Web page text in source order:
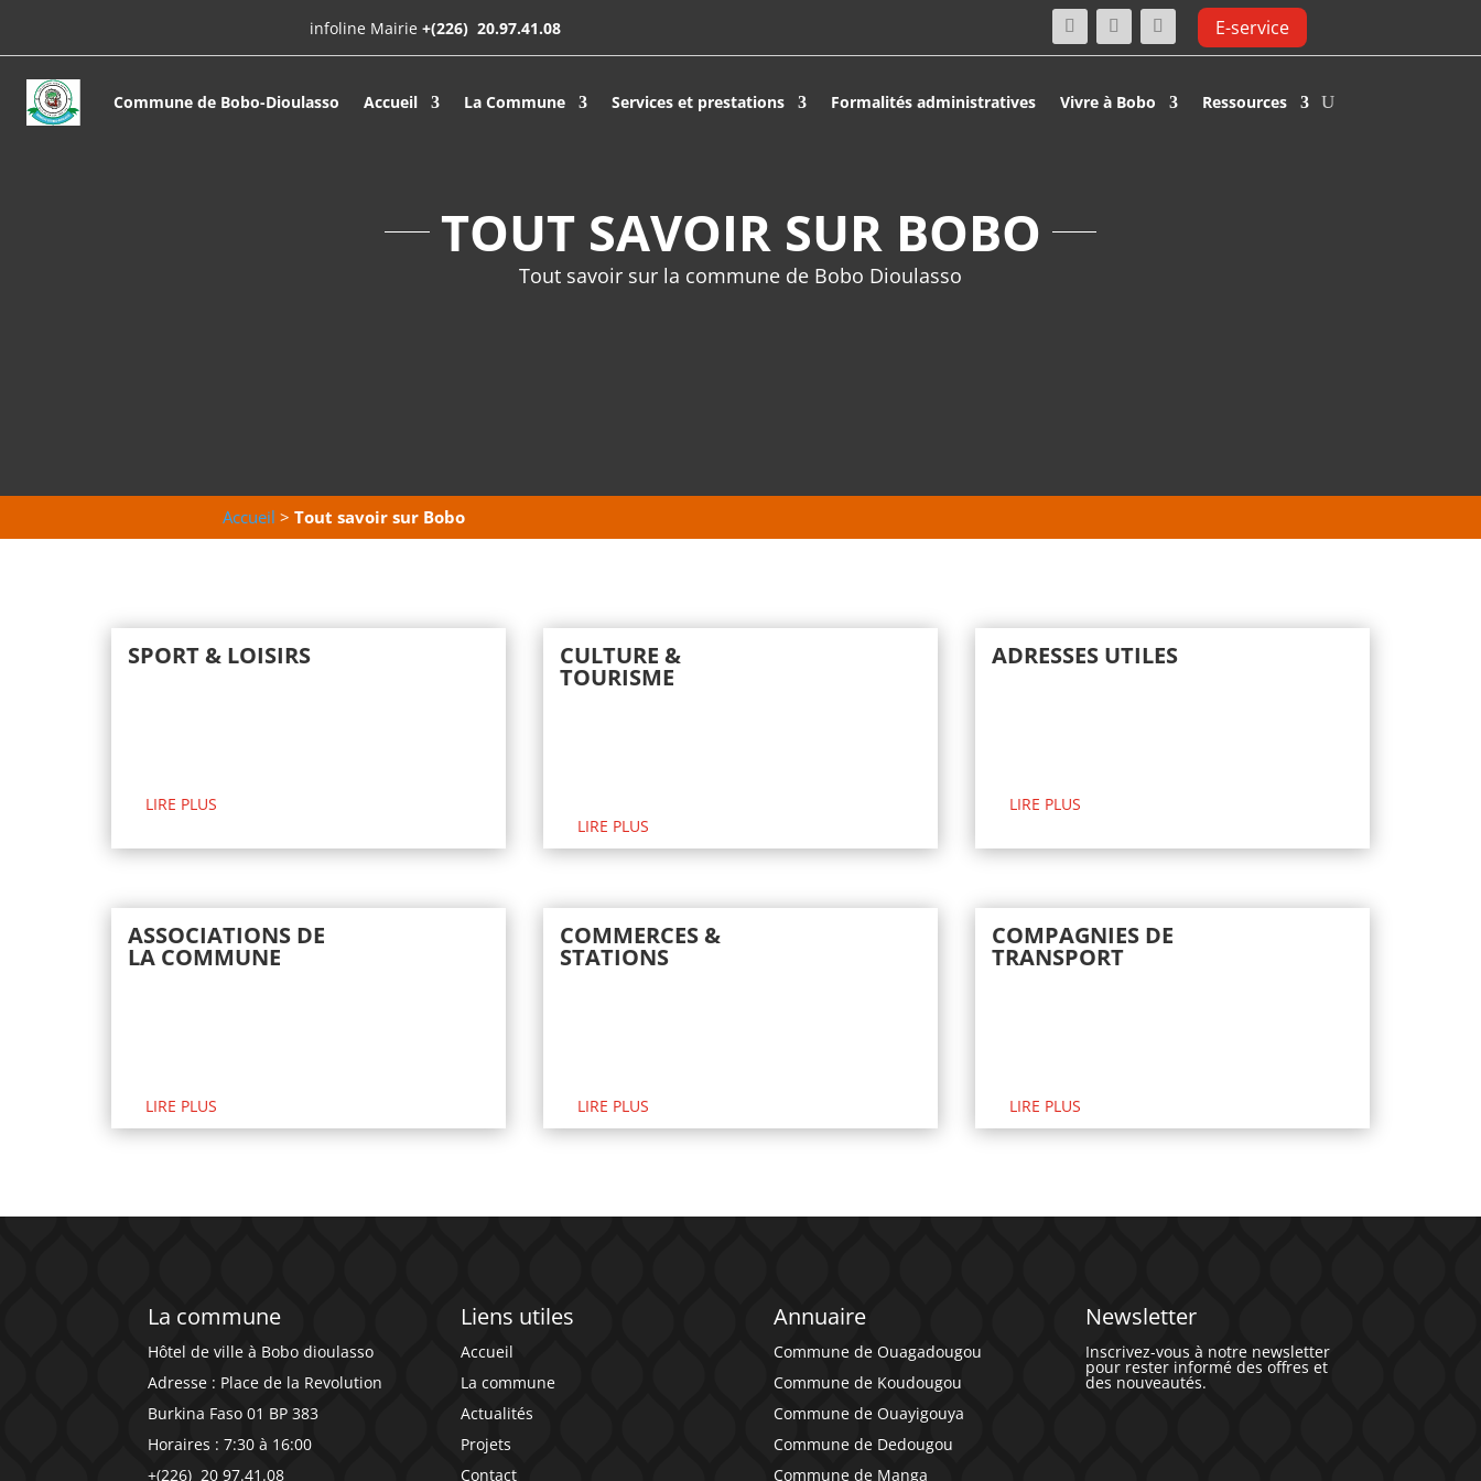
infoline Mairie+(226) 20.97.41.08 E-service
Commune de Bobo-Dioulasso Accueil La Commune Services et prestations Formalités administratives Vivre à Bobo Ressources
TOUT SAVOIR SUR BOBO
Tout savoir sur la commune de Bobo Dioulasso
Accueil > Tout savoir sur Bobo
SPORT & LOISIRS
LIRE PLUS
CULTURE &
TOURISME
LIRE PLUS
ADRESSES UTILES
LIRE PLUS
ASSOCIATIONS DE
LA COMMUNE
LIRE PLUS
COMMERCES &
STATIONS
LIRE PLUS
COMPAGNIES DE
TRANSPORT
LIRE PLUS
La commune
Hôtel de ville à Bobo dioulasso
Adresse : Place de la Revolution
Burkina Faso 01 BP 383
Horaires : 7:30 à 16:00
+(226) 20 97.41.08
Liens utiles
Accueil
La commune
Actualités
Projets
Contact
Annuaire
Commune de Ouagadougou
Commune de Koudougou
Commune de Ouayigouya
Commune de Dedougou
Commune de Manga
Newsletter
Inscrivez-vous à notre newsletter
pour rester informé des offres et
des nouveautés.